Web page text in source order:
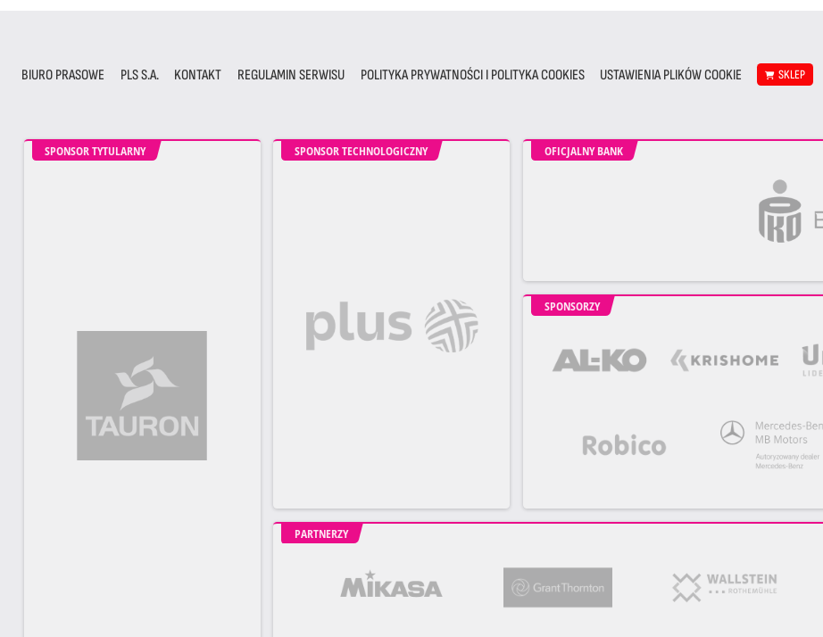
BIURO PRASOWE PLS S.A. KONTAKT REGULAMIN SERWISU POLITYKA PRYWATNOŚCI I POLITYKA COOKIES USTAWIENIA PLIKÓW COOKIE SKLEP
SPONSOR TYTULARNY SPONSOR TECHNOLOGICZNY OFICJALNY BANK
SPONSORZY
PARTNERZY